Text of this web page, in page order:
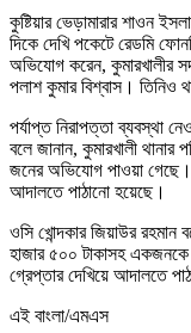
কুষ্টিয়ার ভেড়ামারার শাওন
দিকে দেখি পকেটে রেডমি
অভিযোগ করেন, কুমারখালীর
পলাশ কুমার বিশ্বাস। তিনিও
পর্যাপ্ত নিরাপত্তা ব্যবস্থা
বলে জানান, কুমারখালী
জনের অভিযোগ পাওয়া
আদালতে পাঠানো হয়েছে।
ওসি খোন্দকার জিয়াউর
হাজার ৫০০ টাকাসহ
গ্রেপ্তার দেখিয়ে আদালতে
এই বাংলা/এমএস